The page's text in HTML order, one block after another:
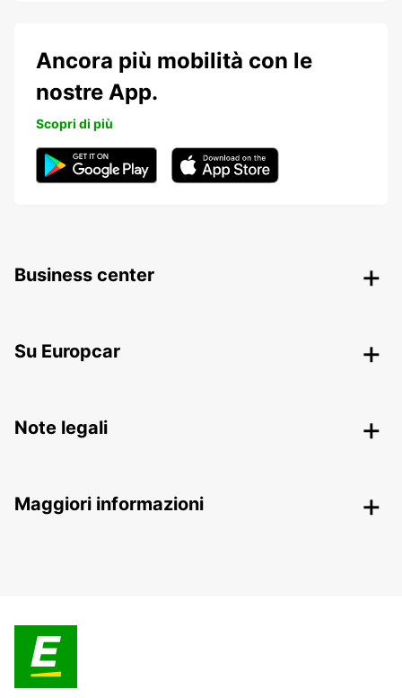
Ancora più mobilità con le
nostre App.
Scopri di più
Business center
Su Europcar
Note legali
Maggiori informazioni